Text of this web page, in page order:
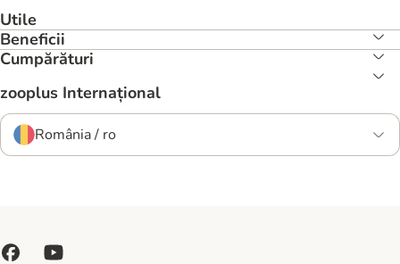
Utile
Beneficii
Cumpărături
zooplus Internațional
România / ro